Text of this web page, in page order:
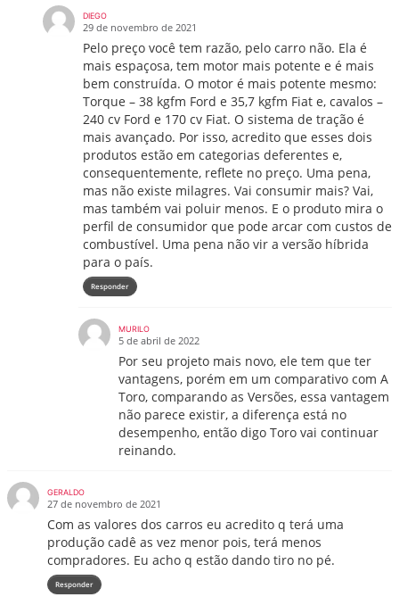
DIEGO
29 de novembro de 2021
Pelo preço você tem razão, pelo carro não. Ela é
mais espaçosa, tem motor mais potente e é mais
bem construída. O motor é mais potente mesmo:
Torque – 38 kgfm Ford e 35,7 kgfm Fiat e, cavalos –
240 cv Ford e 170 cv Fiat. O sistema de tração é
mais avançado. Por isso, acredito que esses dois
produtos estão em categorias deferentes e,
consequentemente, reflete no preço. Uma pena,
mas não existe milagres. Vai consumir mais? Vai,
mas também vai poluir menos. E o produto mira o
perfil de consumidor que pode arcar com custos de
combustível. Uma pena não vir a versão híbrida
para o país.
Responder
MURILO
5 de abril de 2022
Por seu projeto mais novo, ele tem que ter
vantagens, porém em um comparativo com A
Toro, comparando as Versões, essa vantagem
não parece existir, a diferença está no
desempenho, então digo Toro vai continuar
reinando.
GERALDO
27 de novembro de 2021
Com as valores dos carros eu acredito q terá uma
produção cadê as vez menor pois, terá menos
compradores. Eu acho q estão dando tiro no pé.
Responder